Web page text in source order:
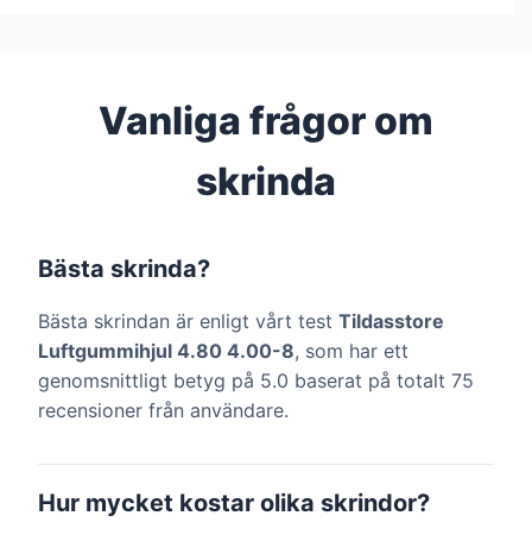
Vanliga frågor om
skrinda
Bästa skrinda?
Bästa skrindan är enligt vårt test Tildasstore
Luftgummihjul 4.80 4.00-8, som har ett
genomsnittligt betyg på 5.0 baserat på totalt 75
recensioner från användare.
Hur mycket kostar olika skrindor?